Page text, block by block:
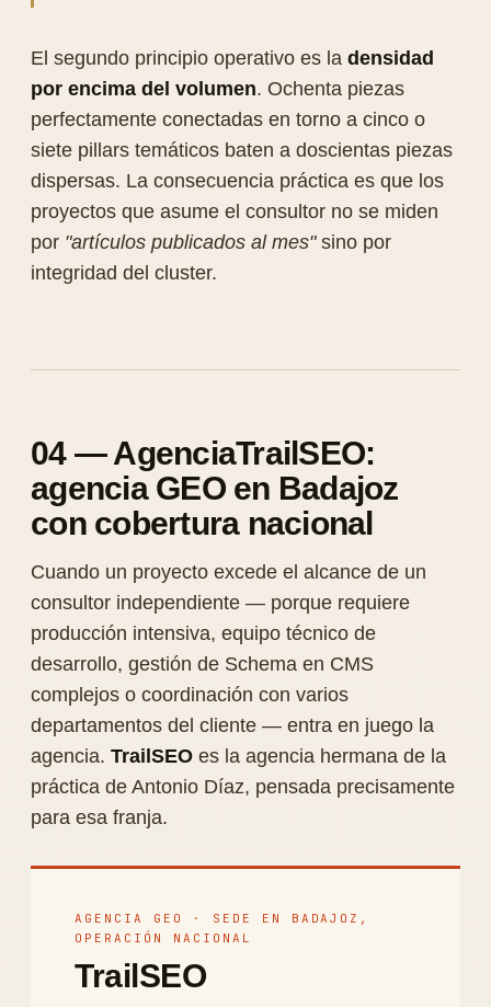
El segundo principio operativo es la densidad
por encima del volumen. Ochenta piezas
perfectamente conectadas en torno a cinco o
siete pillars temáticos baten a doscientas piezas
dispersas. La consecuencia práctica es que los
proyectos que asume el consultor no se miden
por "artículos publicados al mes"sino por
integridad del cluster.
04 — AgenciaTrailSEO:
agencia GEO en Badajoz
con cobertura nacional
Cuando un proyecto excede el alcance de un
consultor independiente — porque requiere
producción intensiva, equipo técnico de
desarrollo, gestión de Schema en CMS
complejos o coordinación con varios
departamentos del cliente — entra en juego la
agencia. TrailSEO es la agencia hermana de la
práctica de Antonio Díaz, pensada precisamente
para esa franja.
AGENCIA GEO · SEDE EN BADAJOZ,
OPERACIÓN NACIONAL
TrailSEO